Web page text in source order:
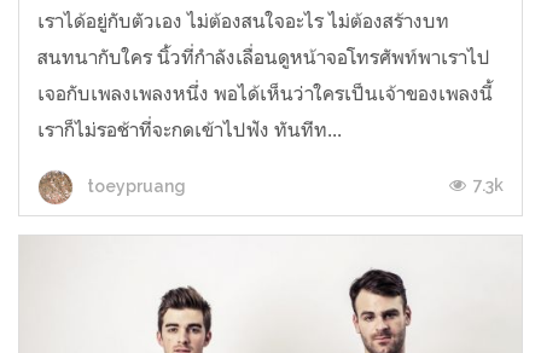
เราได้อยู่กับตัวเอง ไม่ต้องสนใจอะไร ไม่ต้องสร้างบท
สนทนากับใคร นิ้วที่กำลังเลื่อนดูหน้าจอโทรศัพท์พาเราไป
เจอกับเพลงเพลงหนึ่ง พอได้เห็นว่าใครเป็นเจ้าของเพลงนี้
เราก็ไม่รอช้าที่จะกดเข้าไปฟัง ทันทีท...
toeypruang 7.3k